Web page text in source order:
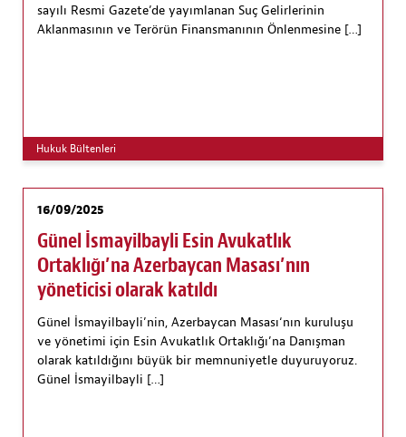
sayılı Resmi Gazete’de yayımlanan Suç Gelirlerinin
Aklanmasının ve Terörün Finansmanının Önlenmesine […]
Hukuk Bültenleri
16/09/2025
Günel İsmayilbayli Esin Avukatlık
Ortaklığı’na Azerbaycan Masası’nın
yöneticisi olarak katıldı
Günel İsmayilbayli’nin, Azerbaycan Masası‘nın kuruluşu
ve yönetimi için Esin Avukatlık Ortaklığı’na Danışman
olarak katıldığını büyük bir memnuniyetle duyuruyoruz.
Günel İsmayilbayli […]